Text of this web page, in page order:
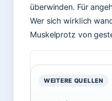
überwinden. Für
Wer sich wirklich
Muskelprotz von
WEITERE QUELLEN